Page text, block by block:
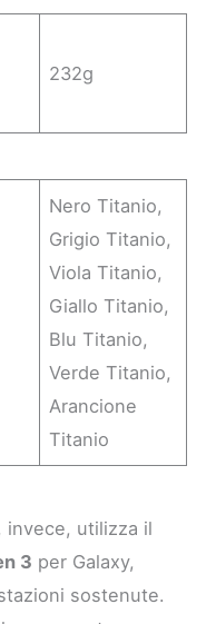
232g
Nero Titanio,
Grigio Titanio,
Viola Titanio,
Giallo Titanio,
Blu Titanio,
Verde Titanio,
Arancione
Titanio
, invece, utilizza il
3 per Galaxy,
sostenute.